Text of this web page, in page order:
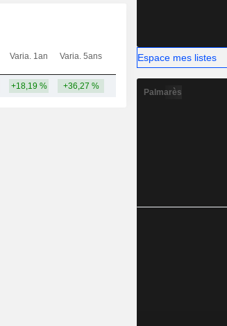
Varia. 1an Varia. 5ans Capi. CT MT LT
+18,19 % +36,27 %
Espace mes listes
Palmarès